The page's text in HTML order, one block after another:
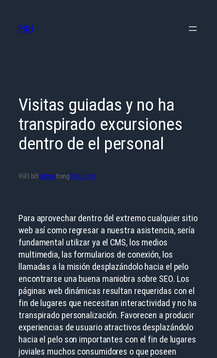
phần
P&H
Visitas guiadas y no ha
transpirado excursiones
dentro de el personal
Viết bởiadmintrongĐiện Lạnh
Para aprovechar dentro del extremo cualquier sitio
web así­ como regresar a nuestra asistencia, serí­a
fundamental utilizar ya el CMS, los medios
multimedia, las formularios de conexión, los
llamadas a la misión desplazándolo hacia el pelo
encontrarse una buena maniobra sobre SEO. Los
páginas web dinámicas resultan requeridas con el
fin de lugares que necesitan interactividad y no ha
transpirado personalización. Favorecen a producir
experiencias de usuario atractivos desplazándolo
hacia el pelo son importantes con el fin de lugares
joviales muchos consumidores o que poseen